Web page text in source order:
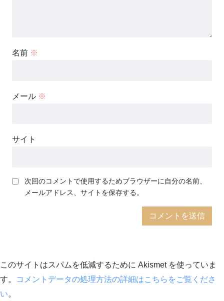
名前 ※
メール ※
サイト
次回のコメントで使用するためブラウザーに自分の名前、
メールアドレス、サイトを保存する。
このサイトはスパムを低減するために Akismet を使っていま
す。
コメントデータの処理方法の詳細はこちらをご覧くださ
い。